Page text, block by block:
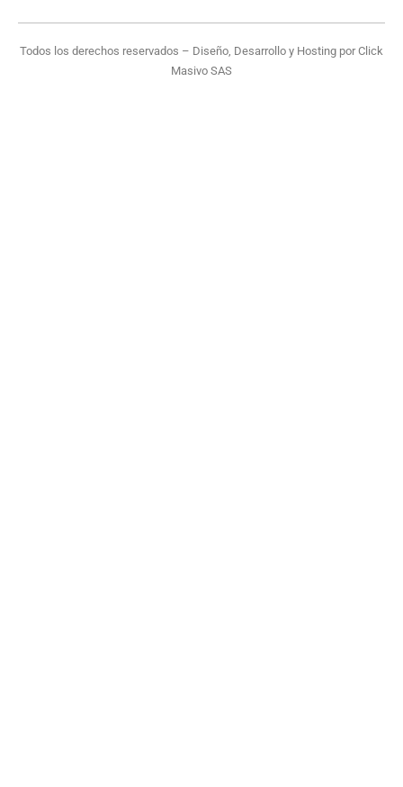
Todos los derechos reservados – Diseño, Desarrollo y Hosting porClick
Masivo SAS